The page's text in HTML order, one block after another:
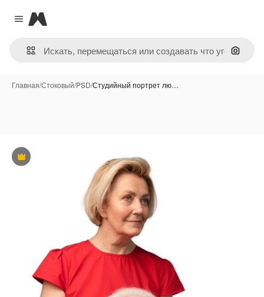
Close menu
Magnific
Поиск
Главная/Стоковый/PSD/Студийный портрет лю…
Премиум